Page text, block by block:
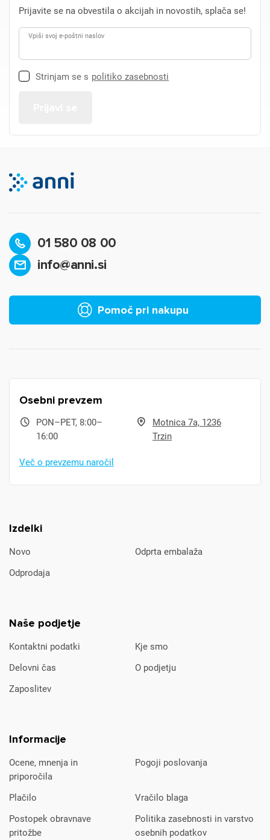
Prijavite se na obvestila o akcijah in novostih, splača se!
Vpiši svoj e-poštni naslov
Strinjam se s politiko zasebnosti
01 580 08 00
info@anni.si
Pomoč pri nakupu
Izdelki
Novo
Odprta embalaža
Odprodaja
Naše podjetje
Kontaktni podatki
Kje smo
Delovni čas
O podjetju
Zaposlitev
Informacije
Ocene, mnenja in
priporočila
Pogoji poslovanja
Plačilo
Vračilo blaga
Postopek obravnave
pritožbe
Politika zasebnosti in varstvo
osebnih podatkov
Osebni prevzem
PON–PET, 8:00–
16:00
Motnica 7a, 1236
Trzin
Več o prevzemu naročil